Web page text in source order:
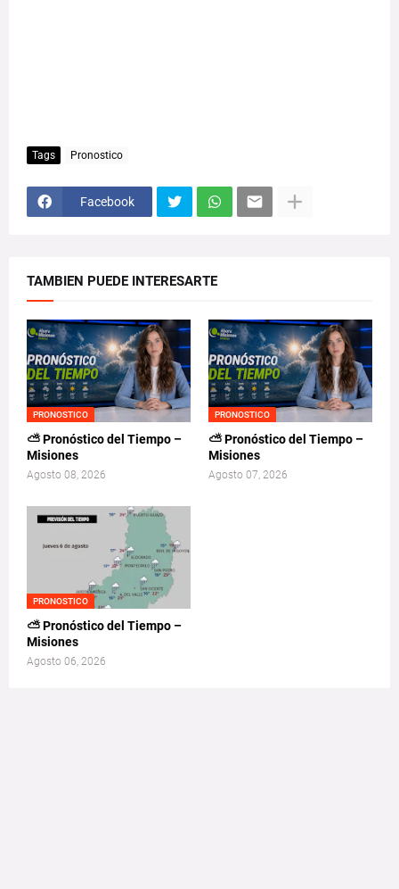
Tags Pronostico
Facebook
TAMBIEN PUEDE INTERESARTE
PRONOSTICO
⛅ Pronóstico del Tiempo –
Misiones
Agosto 08, 2026
PRONOSTICO
⛅ Pronóstico del Tiempo –
Misiones
Agosto 07, 2026
PRONOSTICO
⛅ Pronóstico del Tiempo –
Misiones
Agosto 06, 2026